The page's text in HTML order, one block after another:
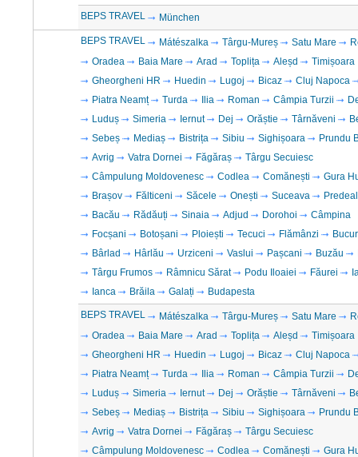
BEPS TRAVEL München
BEPS TRAVEL Mátészalka Târgu-Mureș Satu Mare
Oradea
Baia Mare Arad Toplița Aleșd
Timișoara
Gheorgheni HR
Huedin Lugoj Bicaz
Cluj Napoca
Piatra Neamț
Turda Ilia Roman Câmpia Turzii
Luduș
Simeria Iernut Dej Orăștie Târnăveni
Sebeș
Mediaș Bistrița Sibiu Sighișoara
Prundu
Avrig
Vatra Dornei Făgăraș
Târgu Secuiesc
Câmpulung Moldovenesc
Codlea Comănești
Gura
Brașov
Fălticeni Săcele Onești Suceava
Predeal
Bacău
Rădăuți Sinaia Adjud Dorohoi
Câmpina
Focșani
Botoșani Ploiești Tecuci Flămânzi
Bârlad
Hârlău Urziceni Vaslui Pașcani Buzău
Târgu Frumos
Râmnicu Sărat Podu Iloaiei Făurei
Ianca
Brăila Galați Budapesta
BEPS TRAVEL Mátészalka Târgu-Mureș Satu Mare
Oradea
Baia Mare Arad Toplița Aleșd
Timișoara
Gheorgheni HR
Huedin Lugoj Bicaz
Cluj Napoca
Piatra Neamț
Turda Ilia Roman Câmpia Turzii
Luduș
Simeria Iernut Dej Orăștie Târnăveni
Sebeș
Mediaș Bistrița Sibiu Sighișoara
Prundu
Avrig
Vatra Dornei Făgăraș
Târgu Secuiesc
Câmpulung Moldovenesc
Codlea Comănești
Gura